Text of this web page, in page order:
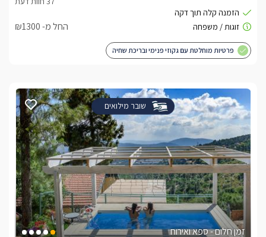
החל מ- ₪1300
פרטיות מוחלטת עם גקוזי פנימי ובריכת שחיה
שובר מילואים
זמן חלום - ספא ואירוח